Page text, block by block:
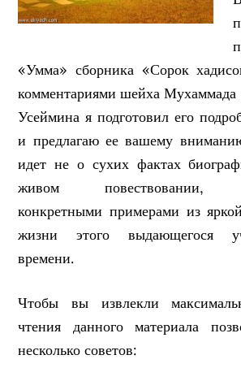
«Умма» сборника «Сорок
комментариями шейха
Усеймина я подготовил его
и предлагаю ее вашему
идет не о сухих фактах
живом повествовании,
конкретными примерами из
жизни этого выдающегося
времени.
Чтобы вы извлекли
чтения данного материала
несколько советов: